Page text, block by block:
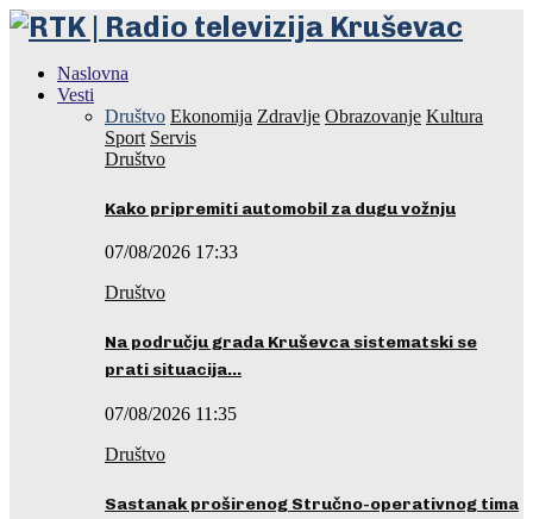
Naslovna
Vesti
Društvo Ekonomija Zdravlje Obrazovanje Kultura
Sport Servis
Društvo
Kako pripremiti automobil za dugu vožnju
07/08/2026 17:33
Društvo
Na području grada Kruševca sistematski se
prati situacija…
07/08/2026 11:35
Društvo
Sastanak proširenog Stručno-operativnog tima